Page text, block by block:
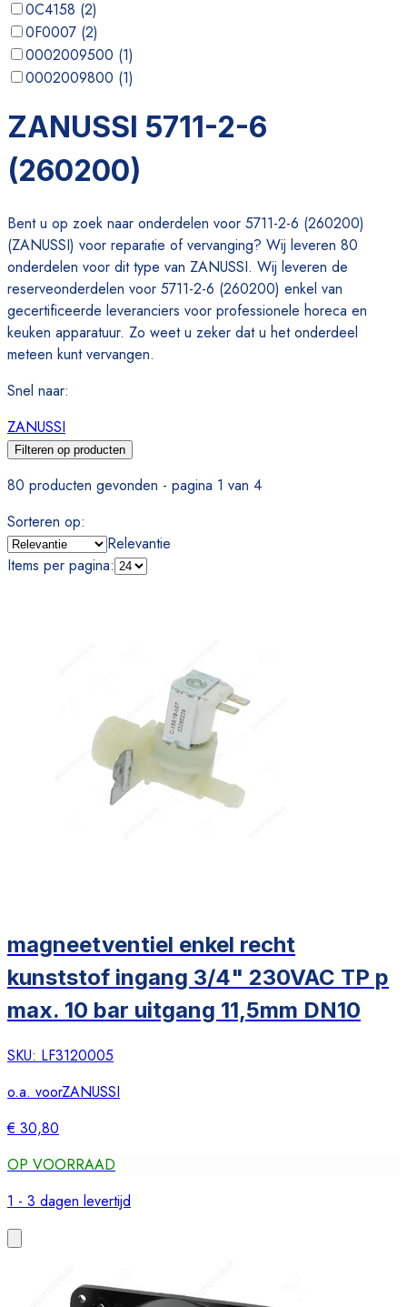
0C4158 (2)
0F0007 (2)
0002009500 (1)
0002009800 (1)
0019522100(1)
ZANUSSI 5711-2-6
(260200)
Bent u op zoek naar onderdelen voor 5711-2-6 (260200)
(ZANUSSI) voor reparatie of vervanging? Wij leveren 80
onderdelen voor dit type van ZANUSSI. Wij leveren de
reserveonderdelen voor 5711-2-6 (260200) enkel van
gecertificeerde leveranciers voor professionele horeca en
keuken apparatuur. Zo weet u zeker dat u het onderdeel
meteen kunt vervangen.
Snel naar:
ZANUSSI
Filteren op producten
80 producten gevonden - pagina 1 van 4
Sorteren op:
Relevantie
Items per pagina:
magneetventiel enkel recht
kunststof ingang 3/4" 230VAC TP p
max. 10 bar uitgang 11,5mm DN10
SKU: LF3120005
o.a. voorZANUSSI
€ 30,80
OP VOORRAAD
1 - 3 dagen levertijd